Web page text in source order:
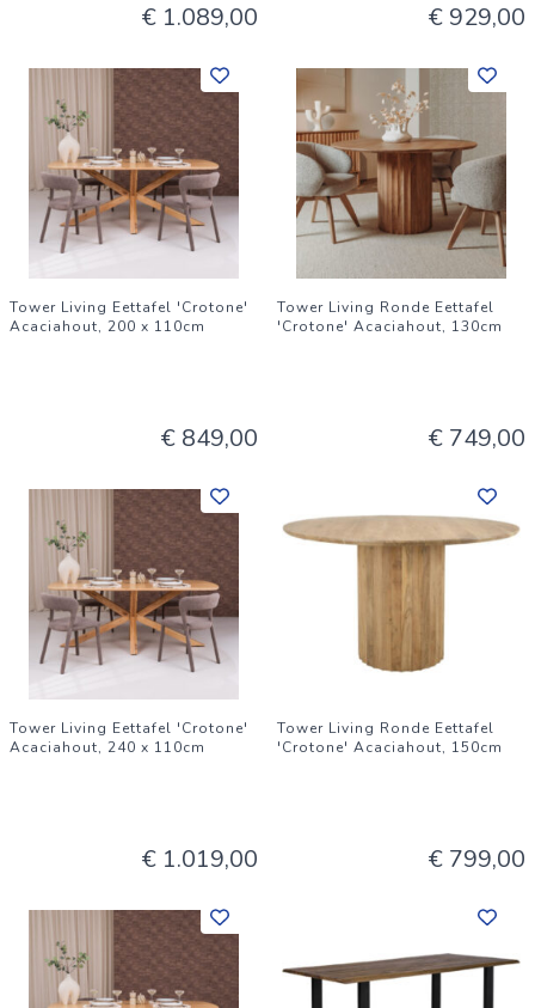
€ 1.089,00 € 929,00
Tower Living Eettafel 'Crotone'
Acaciahout, 200 x 110cm
€ 849,00
Tower Living Ronde Eettafel
'Crotone' Acaciahout, 130cm
€ 749,00
Tower Living Eettafel 'Crotone'
Acaciahout, 240 x 110cm
€ 1.019,00
Tower Living Ronde Eettafel
'Crotone' Acaciahout, 150cm
€ 799,00